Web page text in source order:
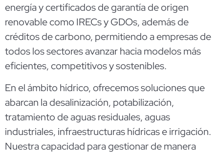
energía y certificados de garantía de origen
renovable como IRECs y GDOs, además de
créditos de carbono, permitiendo a empresas de
todos los sectores avanzar hacia modelos más
eficientes, competitivos y sostenibles.
En el ámbito hídrico, ofrecemos soluciones que
abarcan la desalinización, potabilización,
tratamiento de aguas residuales, aguas
industriales, infraestructuras hídricas e irrigación.
Nuestra capacidad para gestionar de manera